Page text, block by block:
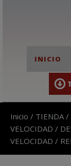
INICIO
Inicio / TIENDA /
VELOCIDAD /
VELOCIDAD /